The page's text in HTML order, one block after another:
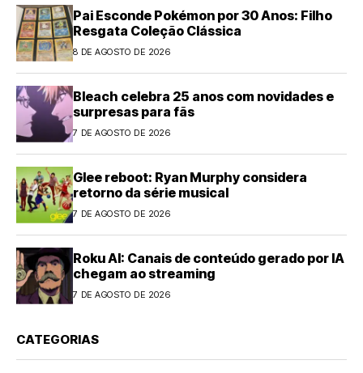
Pai Esconde Pokémon por 30 Anos: Filho
Resgata Coleção Clássica
8 DE AGOSTO DE 2026
Bleach celebra 25 anos com novidades e
surpresas para fãs
7 DE AGOSTO DE 2026
Glee reboot: Ryan Murphy considera
retorno da série musical
7 DE AGOSTO DE 2026
Roku AI: Canais de conteúdo gerado por IA
chegam ao streaming
7 DE AGOSTO DE 2026
CATEGORIAS